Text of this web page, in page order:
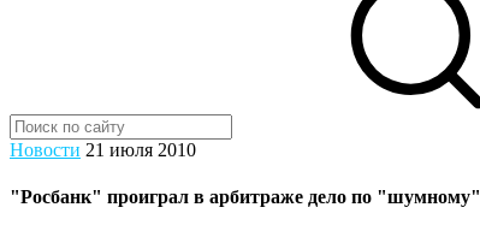
Новости 21 июля 2010
"Росбанк" проиграл в арбитраже дело по